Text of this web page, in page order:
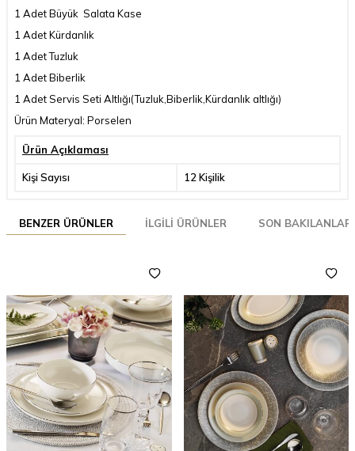
1 Adet Büyük Salata Kase
1 Adet Kürdanlık
1 Adet Tuzluk
1 Adet Biberlik
1 Adet Servis Seti Altlığı(Tuzluk,Biberlik,Kürdanlık altlığı)
Ürün Materyal: Porselen
Ürün Açıklaması
Kişi Sayısı 12 Kişilik
BENZER ÜRÜNLER İLGILI ÜRÜNLER SON BAKILANLAR